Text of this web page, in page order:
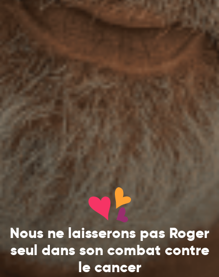
Nous ne laisserons pas Roger
seul dans son combat contre
le cancer